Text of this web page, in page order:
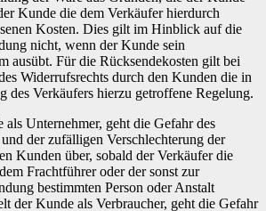
Kunde die dem Verkäufer hierdurch
Kosten. Dies gilt im Hinblick auf die
nicht, wenn der Kunde sein
ausübt. Für die Rücksendekosten gilt bei
Widerrufsrechts durch den Kunden die in
des Verkäufers hierzu getroffene Regelung.
Unternehmer, geht die Gefahr des
der zufälligen Verschlechterung der
Kunden über, sobald der Verkäufer die
Frachtführer oder der sonst zur
bestimmten Person oder Anstalt
der Kunde als Verbraucher, geht die Gefahr